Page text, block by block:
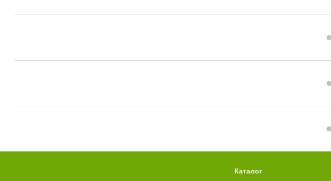
Каталог